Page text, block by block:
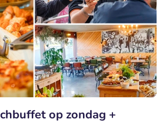
op zondag +